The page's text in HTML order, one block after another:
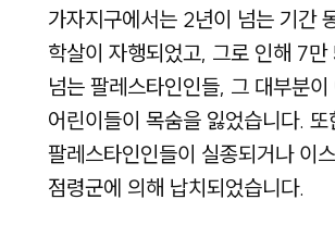
가자지구에서는 2년이 넘는 기간
학살이 자행되었고, 그로 인해 7만
넘는 팔레스타인인들, 그 대부분이
어린이들이 목숨을 잃었습니다. 또
팔레스타인인들이 실종되거나 이
점령군에 의해 납치되었습니다.